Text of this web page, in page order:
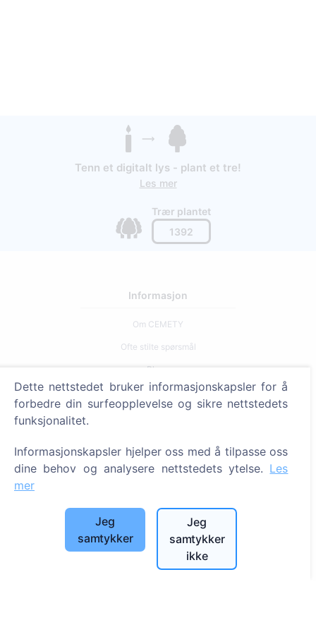
Tenn et digitalt lys - plant et tre!
Les mer
Trær plantet
1392
Informasjon
Om CEMETY
Ofte stilte spørsmål
Blogg
Liste over kommuner og brukere
Innstillinger for informasjonskapsler
Søk etter avdøde
Søk etter gravplasser
Tjenester
Dette nettstedet bruker informasjonskapsler for å
forbedre din surfeopplevelse og sikre nettstedets
funksjonalitet.
Informasjonskapsler hjelper oss med å tilpasse oss
dine behov og analysere nettstedets ytelse. Les
mer
Jeg
samtykker
Jeg
samtykker
ikke